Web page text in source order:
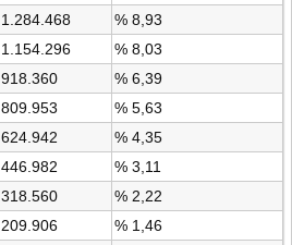
1.284.468
% 8,93
1.154.296
% 8,03
918.360
% 6,39
809.953
% 5,63
624.942
% 4,35
446.982
% 3,11
318.560
% 2,22
209.906 % 1,46